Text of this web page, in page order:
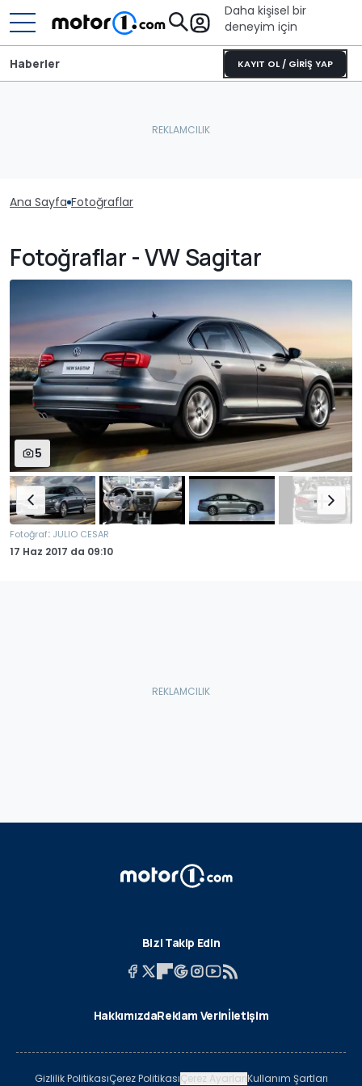
Daha kişisel bir
deneyim için
KAYIT OL / GİRİŞ YAP
Haberler
Ana Sayfa Fotoğraflar
Fotoğraflar - VW Sagitar
5
Fotoğraf: JULIO CESAR
17 Haz 2017 da 09:10
Bizi Takip Edin
HakkımızdaReklam Verinİletişim
Gizlilik PolitikasıÇerez PolitikasıÇerez AyarlarıKullanım Şartları